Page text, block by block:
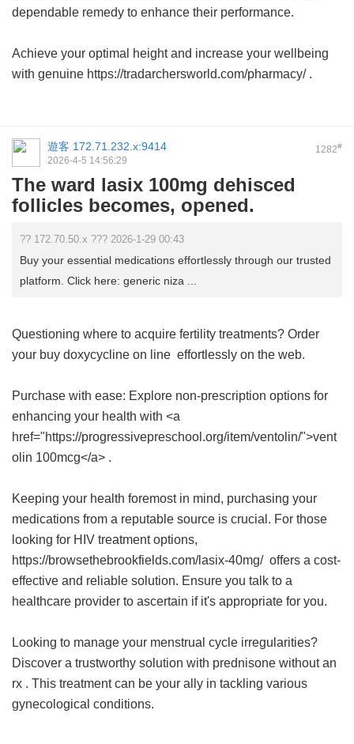
dependable remedy to enhance their performance.
Achieve your optimal height and increase your wellbeing
with genuine https://tradarchersworld.com/pharmacy/ .
1282#
遊客 172.71.232.x:9414
2026-4-5 14:56:29
The ward lasix 100mg dehisced
follicles becomes, opened.
?? 172.70.50.x ??? 2026-1-29 00:43
Buy your essential medications effortlessly through our trusted
platform. Click here: generic niza ...
Questioning where to acquire fertility treatments? Order
your buy doxycycline on line effortlessly on the web.
Purchase with ease: Explore non-prescription options for
enhancing your health with <a
href="https://progressivepreschool.org/item/ventolin/">vent
olin 100mcg</a> .
Keeping your health foremost in mind, purchasing your
medications from a reputable source is crucial. For those
looking for HIV treatment options,
https://browsethebrookfields.com/lasix-40mg/ offers a cost-
effective and reliable solution. Ensure you talk to a
healthcare provider to ascertain if it's appropriate for you.
Looking to manage your menstrual cycle irregularities?
Discover a trustworthy solution with prednisone without an
rx . This treatment can be your ally in tackling various
gynecological conditions.